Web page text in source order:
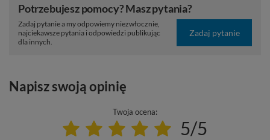
Potrzebujesz pomocy? Masz pytania?
Zadaj pytanie a my odpowiemy niezwłocznie,
najciekawsze pytania i odpowiedzi publikując
dla innych.
Zadaj pytanie
Napisz swoją opinię
Twoja ocena:
5/5